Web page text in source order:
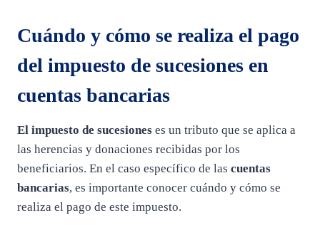
Cuándo y cómo se realiza el pago
del impuesto de sucesiones en
cuentas bancarias
El impuesto de sucesiones es un tributo que se aplica a
las herencias y donaciones recibidas por los
beneficiarios. En el caso específico de las cuentas
bancarias, es importante conocer cuándo y cómo se
realiza el pago de este impuesto.